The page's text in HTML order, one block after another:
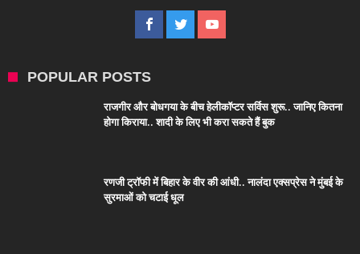
POPULAR POSTS
राजगीर और बोधगया के बीच हेलीकॉप्टर सर्विस शुरू.. जानिए कितना
होगा किराया.. शादी के लिए भी करा सकते हैं बुक
रणजी ट्रॉफी में बिहार के वीर की आंधी.. नालंदा एक्सप्रेस ने मुंबई के
सुरमाओं को चटाई धूल